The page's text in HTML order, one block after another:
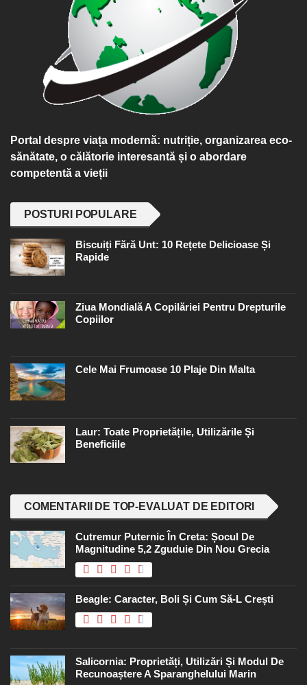
Portal despre viața modernă: nutriție, organizarea eco-
sănătate, o călătorie interesantă și o abordare
competentă a vieții
POSTURI POPULARE
Biscuiți Fără Unt: 10 Rețete Delicioase Și
Rapide
Ziua Mondială A Copilăriei Pentru Drepturile
Copiilor
Cele Mai Frumoase 10 Plaje Din Malta
Laur: Toate Proprietățile, Utilizările Și
Beneficiile
COMENTARII DE TOP-EVALUAT DE EDITORI
Cutremur Puternic În Creta: Șocul De
Magnitudine 5,2 Zguduie Din Nou Grecia
Beagle: Caracter, Boli Și Cum Să-L Crești
Salicornia: Proprietăți, Utilizări Și Modul De
Recunoaștere A Sparanghelului Marin